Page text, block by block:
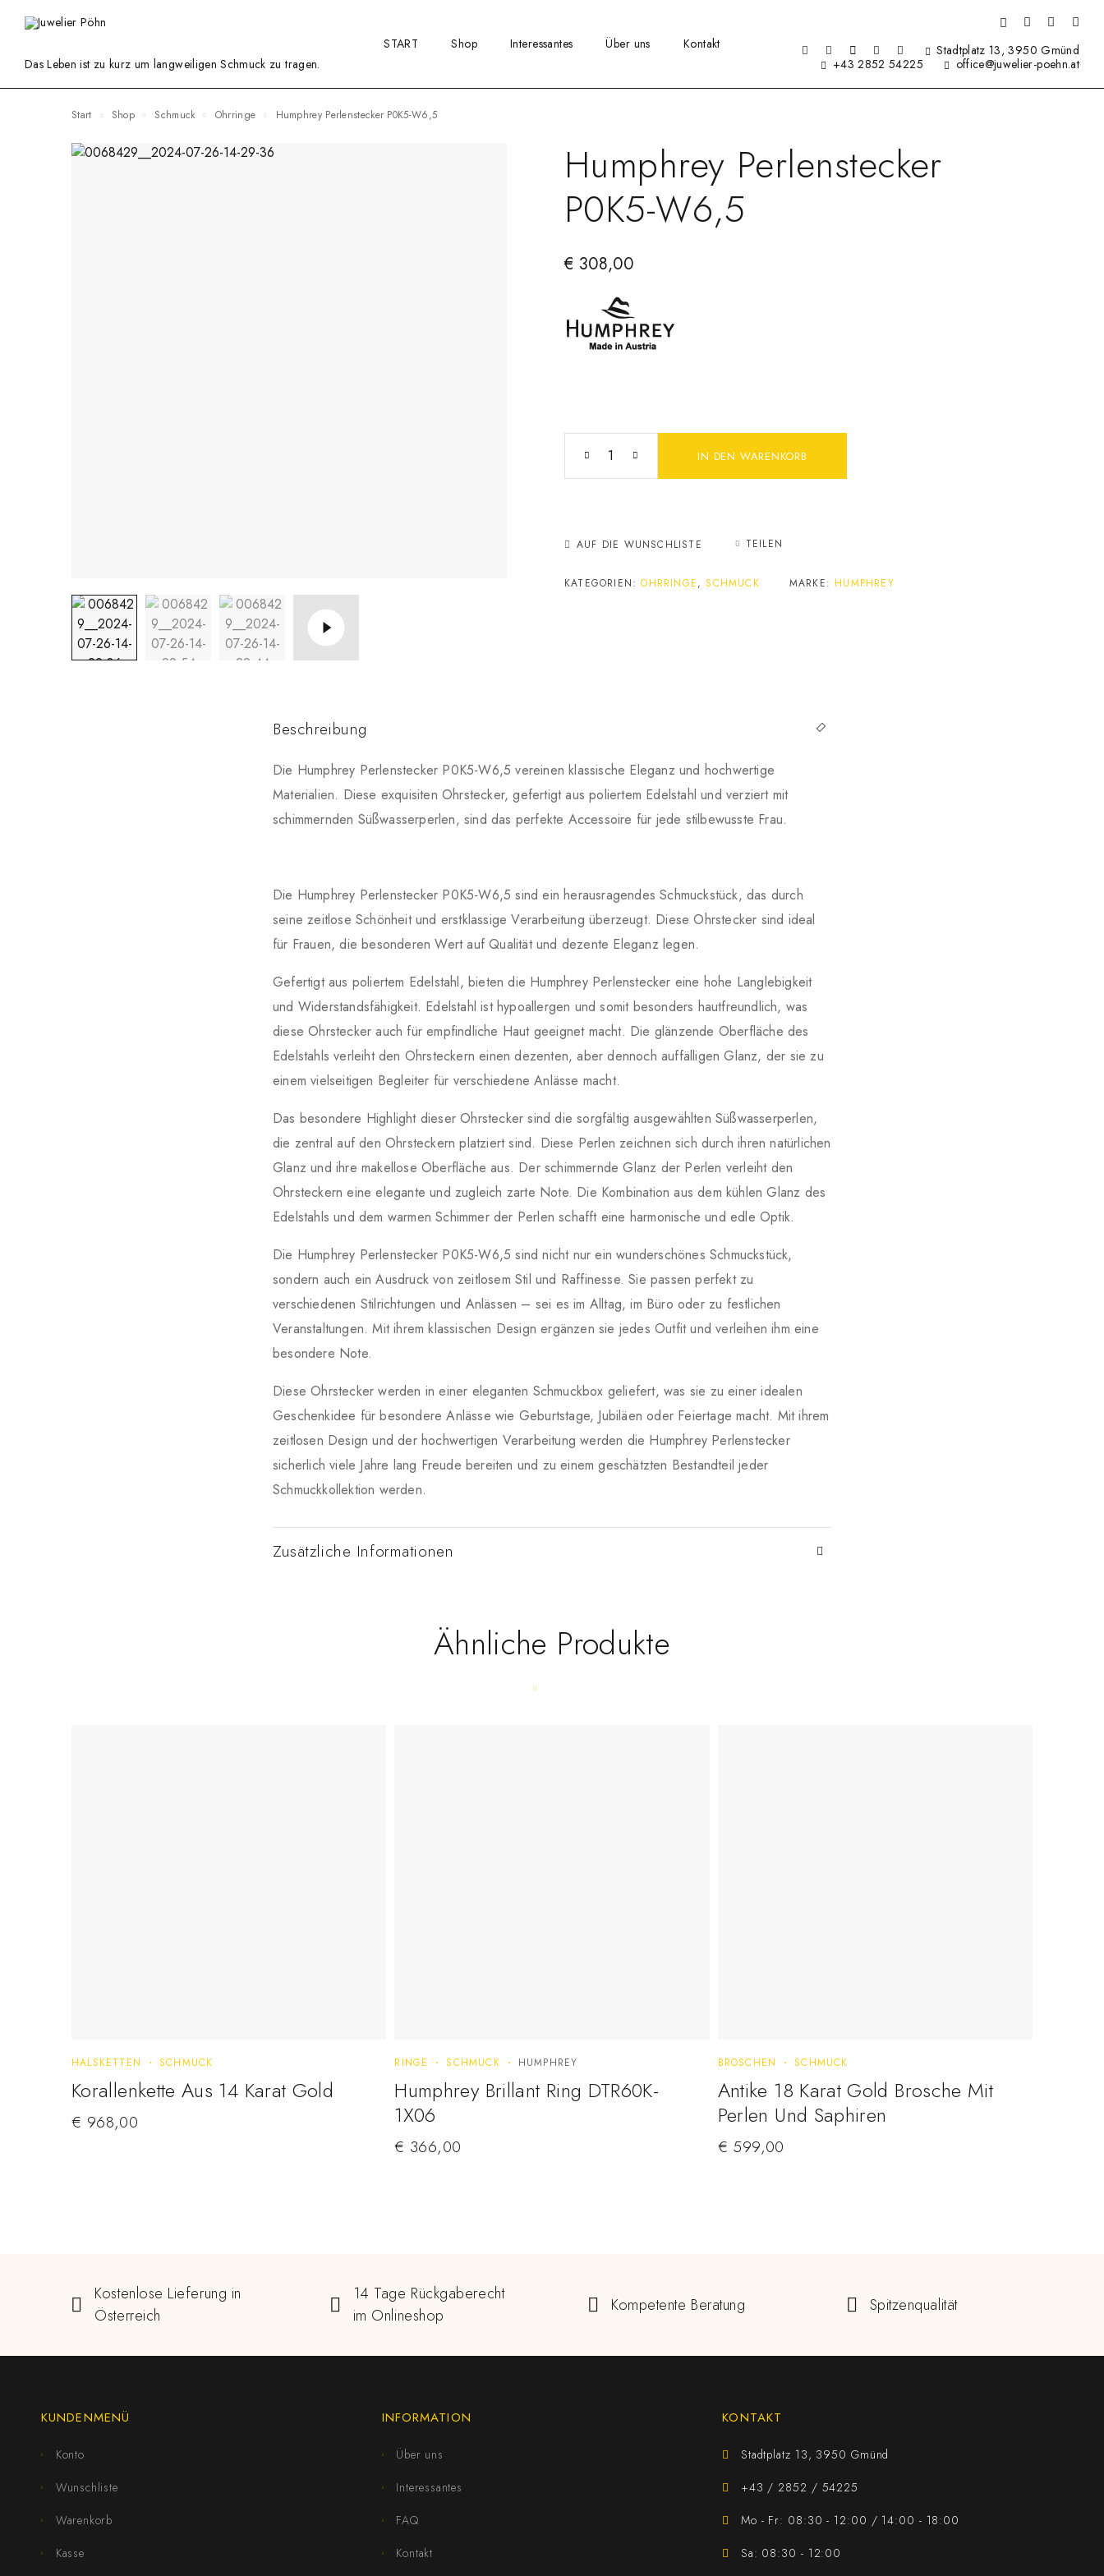
Das Leben ist zu kurz um langweiligen Schmuck zu tragen.
START Shop Interessantes Über uns Kontakt
Stadtplatz 13, 3950 Gmünd
+43 2852 54225
office@juwelier-poehn.at
Start Shop Schmuck Ohrringe Humphrey Perlenstecker P0K5-W6,5
Humphrey Perlenstecker
P0K5-W6,5
€ 308,00
IN DEN WARENKORB
AUF DIE WUNSCHLISTE TEILEN
KATEGORIEN:OHRRINGE,SCHMUCK MARKE: HUMPHREY
Beschreibung
Die Humphrey Perlenstecker P0K5-W6,5 vereinen klassische Eleganz und hochwertige
Materialien. Diese exquisiten Ohrstecker, gefertigt aus poliertem Edelstahl und verziert mit
schimmernden Süßwasserperlen, sind das perfekte Accessoire für jede stilbewusste Frau.
Die Humphrey Perlenstecker P0K5-W6,5 sind ein herausragendes Schmuckstück, das durch
seine zeitlose Schönheit und erstklassige Verarbeitung überzeugt. Diese Ohrstecker sind ideal
für Frauen, die besonderen Wert auf Qualität und dezente Eleganz legen.
Gefertigt aus poliertem Edelstahl, bieten die Humphrey Perlenstecker eine hohe Langlebigkeit
und Widerstandsfähigkeit. Edelstahl ist hypoallergen und somit besonders hautfreundlich, was
diese Ohrstecker auch für empfindliche Haut geeignet macht. Die glänzende Oberfläche des
Edelstahls verleiht den Ohrsteckern einen dezenten, aber dennoch auffälligen Glanz, der sie zu
einem vielseitigen Begleiter für verschiedene Anlässe macht.
Das besondere Highlight dieser Ohrstecker sind die sorgfältig ausgewählten Süßwasserperlen,
die zentral auf den Ohrsteckern platziert sind. Diese Perlen zeichnen sich durch ihren natürlichen
Glanz und ihre makellose Oberfläche aus. Der schimmernde Glanz der Perlen verleiht den
Ohrsteckern eine elegante und zugleich zarte Note. Die Kombination aus dem kühlen Glanz des
Edelstahls und dem warmen Schimmer der Perlen schafft eine harmonische und edle Optik.
Die Humphrey Perlenstecker P0K5-W6,5 sind nicht nur ein wunderschönes Schmuckstück,
sondern auch ein Ausdruck von zeitlosem Stil und Raffinesse. Sie passen perfekt zu
verschiedenen Stilrichtungen und Anlässen – sei es im Alltag, im Büro oder zu festlichen
Veranstaltungen. Mit ihrem klassischen Design ergänzen sie jedes Outfit und verleihen ihm eine
besondere Note.
Diese Ohrstecker werden in einer eleganten Schmuckbox geliefert, was sie zu einer idealen
Geschenkidee für besondere Anlässe wie Geburtstage, Jubiläen oder Feiertage macht. Mit ihrem
zeitlosen Design und der hochwertigen Verarbeitung werden die Humphrey Perlenstecker
sicherlich viele Jahre lang Freude bereiten und zu einem geschätzten Bestandteil jeder
Schmuckkollektion werden.
Zusätzliche Informationen
Ähnliche Produkte
HALSKETTEN SCHMUCK
Korallenkette Aus 14 Karat Gold
€ 968,00
RINGE SCHMUCK HUMPHREY
Humphrey Brillant Ring DTR60K-
1X06
€ 366,00
BROSCHEN SCHMUCK
Antike 18 Karat Gold Brosche Mit
Perlen Und Saphiren
€ 599,00
Kostenlose Lieferung in
Österreich
14 Tage Rückgaberecht
im Onlineshop
Kompetente Beratung Spitzenqualität
KUNDENMENÜ
Konto
Wunschliste
Warenkorb
Kasse
INFORMATION
Über uns
Interessantes
FAQ
Kontakt
KONTAKT
Stadtplatz 13, 3950 Gmünd
+43 / 2852 / 54225
Mo - Fr: 08:30 - 12:00 / 14:00 - 18:00
Sa: 08:30 - 12:00